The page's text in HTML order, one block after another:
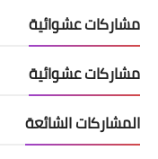
مشاركات عشوائية
مشاركات عشوائية
المشاركات الشائعة